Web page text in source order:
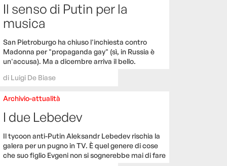
Il senso di Putin per la
musica
San Pietroburgo ha chiuso l'inchiesta contro
Madonna per "propaganda gay" (sì, in Russia è
un'accusa). Ma a dicembre arriva il bello.
di Luigi De Biase
Archivio-attualità
I due Lebedev
Il tycoon anti-Putin Aleksandr Lebedev rischia la
galera per un pugno in TV. È quel genere di cose
che suo figlio Evgeni non si sognerebbe mai di fare